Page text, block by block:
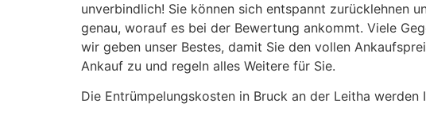
unverbindlich! Sie können sich entspannt zurücklehnen
genau, worauf es bei der Bewertung ankommt. Viele
wir geben unser Bestes, damit Sie den vollen
Ankauf zu und regeln alles Weitere für Sie.
Die Entrümpelungskosten in Bruck an der Leitha